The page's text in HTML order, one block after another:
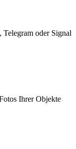
oder Signal
Ihrer Objekte